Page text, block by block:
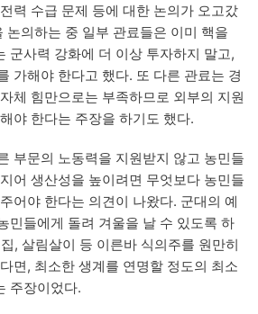
력 수급 문제 등에 대한 논의가 오고갔
논의하는 중 일부 관료들은 이미 핵을
군사력 강화에 더 이상 투자하지 말고,
가해야 한다고 했다. 또 다른 관료는 경
체 힘만으로는 부족하므로 외부의 지원
야 한다는 주장을 하기도 했다.
부문의 노동력을 지원받지 않고 농민들
어 생산성을 높이려면 무엇보다 농민들
어야 한다는 의견이 나왔다. 군대의 예
민들에게 돌려 겨울을 날 수 있도록 하
, 살림살이 등 이른바 식의주를 원만히
면, 최소한 생계를 연명할 정도의 최소
주장이었다.